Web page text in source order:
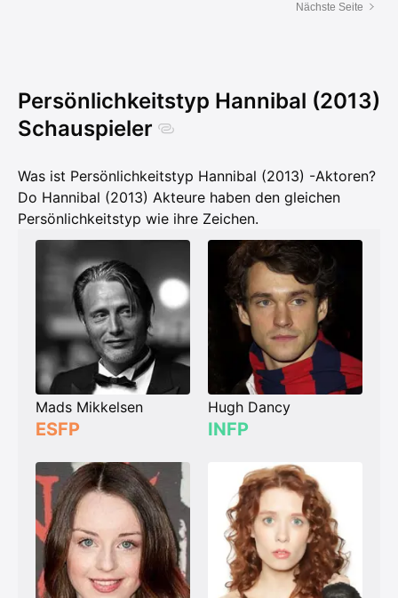
Nächste Seite
Persönlichkeitstyp Hannibal (2013)
Schauspieler
Was ist Persönlichkeitstyp Hannibal (2013) -Aktoren?
Do Hannibal (2013) Akteure haben den gleichen
Persönlichkeitstyp wie ihre Zeichen.
Mads Mikkelsen
ESFP
Hugh Dancy
INFP